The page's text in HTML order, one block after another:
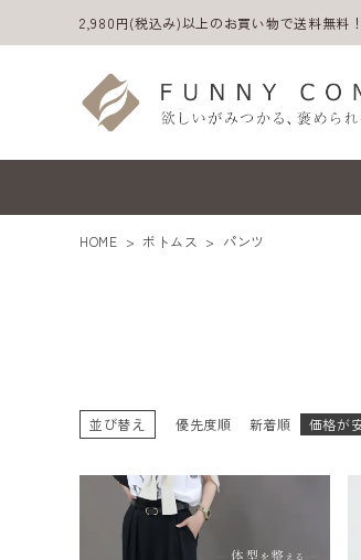
2,980円(税込み)以上のお買い物で送料無料！
ACCOUNT MENU
会員登録
HOME ボトムス パンツ
並び替え 優先度順 新着順 価格が